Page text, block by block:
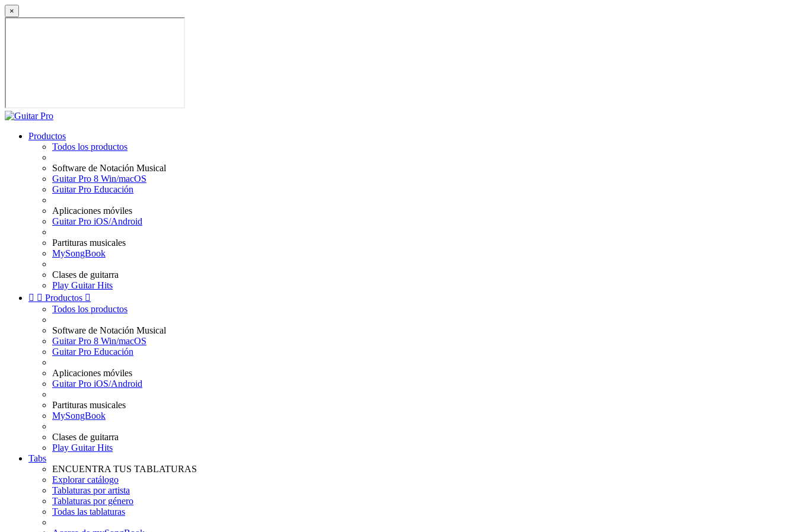
×
Productos
Todos los productos
Software de Notación Musical
Guitar Pro 8 Win/macOS
Guitar Pro Educación
Aplicaciones móviles
Guitar Pro iOS/Android
Partituras musicales
MySongBook
Clases de guitarra
Play Guitar Hits
  Productos 
Todos los productos
Software de Notación Musical
Guitar Pro 8 Win/macOS
Guitar Pro Educación
Aplicaciones móviles
Guitar Pro iOS/Android
Partituras musicales
MySongBook
Clases de guitarra
Play Guitar Hits
Tabs
ENCUENTRA TUS TABLATURAS
Explorar catálogo
Tablaturas por artista
Tablaturas por género
Todas las tablaturas